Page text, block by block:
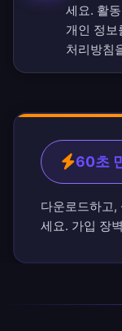
세요. 활
개인 정보
처리방침
60초
다운로드하고,
세요. 가입 장